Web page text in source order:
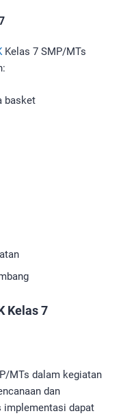
Kelas 7 SMP/MTs
basket
Kelas 7
MTs dalam kegiatan
dan
implementasi dapat